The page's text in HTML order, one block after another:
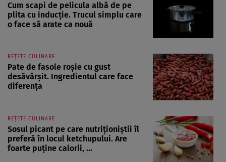
Cum scapi de pelicula albă de pe
plita cu inducție. Trucul simplu care
o face să arate ca nouă
REȚETE CULINARE
Pate de fasole roșie cu gust
desăvârșit. Ingredientul care face
diferența
REȚETE CULINARE
Sosul picant pe care nutriționiștii îl
preferă în locul ketchupului. Are
foarte puține calorii, ...